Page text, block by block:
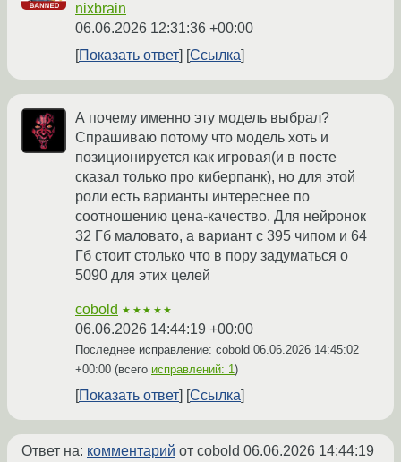
nixbrain
06.06.2026 12:31:36 +00:00
Показать ответ
Ссылка
А почему именно эту модель выбрал?
Спрашиваю потому что модель хоть и
позиционируется как игровая(и в посте
сказал только про киберпанк), но для этой
роли есть варианты интереснее по
соотношению цена-качество. Для нейронок
32 Гб маловато, а вариант с 395 чипом и 64
Гб стоит столько что в пору задуматься о
5090 для этих целей
cobold ★★★★★
06.06.2026 14:44:19 +00:00
Последнее исправление: cobold 06.06.2026 14:45:02
+00:00 (всего исправлений: 1)
Показать ответ Ссылка
Ответ на: комментарий от cobold 06.06.2026 14:44:19